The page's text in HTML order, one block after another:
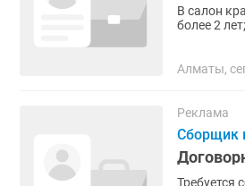
В салон
более 2
Алматы,
Реклама
Сборщик
Требуется сборщик